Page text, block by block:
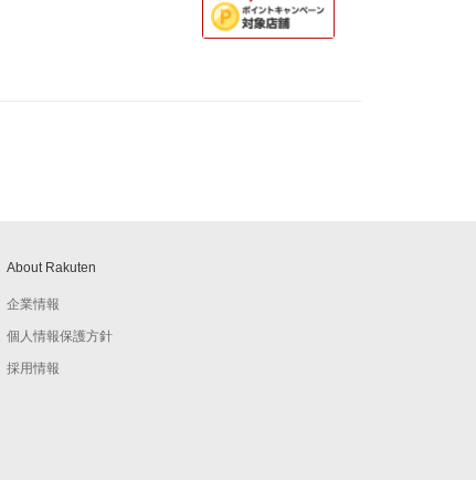
About Rakuten
企業情報
個人情報保護方針
採用情報